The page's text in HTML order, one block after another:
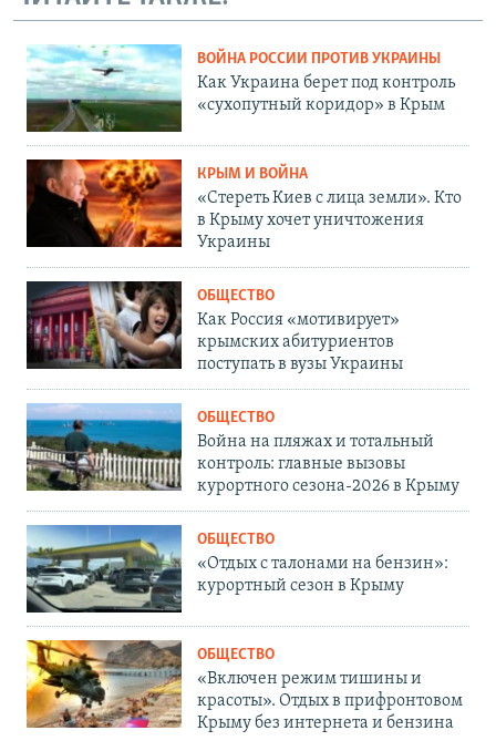
ВОЙНА РОССИИ ПРОТИВ УКРАИНЫ
Как Украина берет под контроль
«сухопутный коридор» в Крым
КРЫМ И ВОЙНА
«Стереть Киев с лица земли». Кто
в Крыму хочет уничтожения
Украины
ОБЩЕСТВО
Как Россия «мотивирует»
крымских абитуриентов
поступать в вузы Украины
ОБЩЕСТВО
Война на пляжах и тотальный
контроль: главные вызовы
курортного сезона-2026 в Крыму
ОБЩЕСТВО
«Отдых с талонами на бензин»:
курортный сезон в Крыму
ОБЩЕСТВО
«Включен режим тишины и
красоты». Отдых в прифронтовом
Крыму без интернета и бензина